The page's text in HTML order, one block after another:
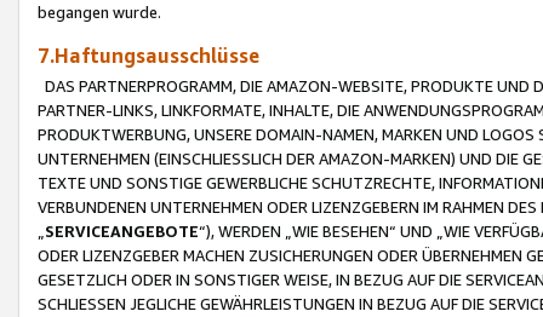
begangen wurde.
7.Haftungsausschlüsse
DAS PARTNERPROGRAMM, DIE AMAZON-WEBSITE, PRODUKTE UND
PARTNER-LINKS, LINKFORMATE, INHALTE, DIE
PRODUKTWERBUNG, UNSERE DOMAIN-NAMEN, MARKEN UND
UNTERNEHMEN (EINSCHLIESSLICH DER AMAZON-MARKEN) UND DIE
TEXTE UND SONSTIGE GEWERBLICHE SCHUTZRECHTE,
VERBUNDENEN UNTERNEHMEN ODER LIZENZGEBERN IM RAHMEN
SERVICEANGEBOTE“), WERDEN „WIE BESEHEN“ UND „WIE
ODER LIZENZGEBER MACHEN ZUSICHERUNGEN ODER ÜBERNEHMEN
GESETZLICH ODER IN SONSTIGER WEISE, IN BEZUG AUF DIE
SCHLIESSEN JEGLICHE GEWÄHRLEISTUNGEN IN BEZUG AUF DIE